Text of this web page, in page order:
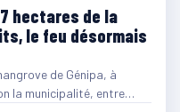
hectares de la
le feu désormais
de Génipa, à
la municipalité, entre…